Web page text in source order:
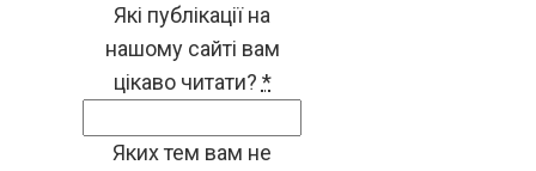
Які публікації на
нашому сайті вам
цікаво читати? *
Яких тем вам не